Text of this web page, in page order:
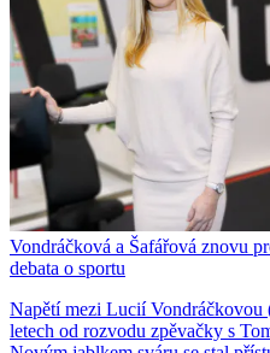
Vondráčková a Šafářová znovu
debata o sportu
Napětí mezi Lucií
letech od rozvodu zpěvačky s